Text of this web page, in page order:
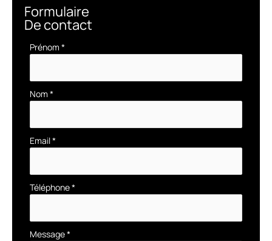
Formulaire
De contact
Formulaire
Prénom *
Nom *
Email*
Téléphone*
Message*